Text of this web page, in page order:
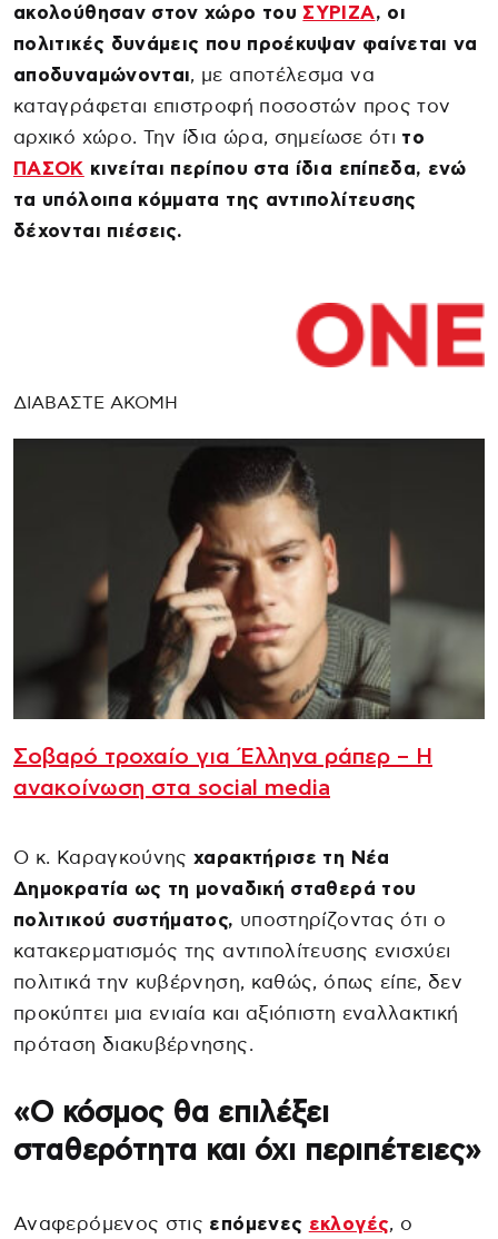
ακολούθησαν στον χώρο του ΣΥΡΙΖΑ, οι
πολιτικές δυνάμεις που προέκυψαν φαίνεται να
αποδυναμώνονται, με αποτέλεσμα να
καταγράφεται επιστροφή ποσοστών προς τον
αρχικό χώρο. Την ίδια ώρα, σημείωσε ότι το
ΠΑΣΟΚ κινείται περίπου στα ίδια επίπεδα, ενώ
τα υπόλοιπα κόμματα της αντιπολίτευσης
δέχονται πιέσεις.
ΔΙΑΒΑΣΤΕ ΑΚΟΜΗ
Σοβαρό τροχαίο για Έλληνα ράπερ – Η
ανακοίνωση στα social media
Ο κ. Καραγκούνηςχαρακτήρισε τη Νέα
Δημοκρατία ως τη μοναδική σταθερά του
πολιτικού συστήματος, υποστηρίζοντας ότι ο
κατακερματισμός της αντιπολίτευσης ενισχύει
πολιτικά την κυβέρνηση, καθώς, όπως είπε, δεν
προκύπτει μια ενιαία και αξιόπιστη εναλλακτική
πρόταση διακυβέρνησης.
«Ο κόσμος θα επιλέξει
σταθερότητα και όχι περιπέτειες»
Αναφερόμενος στις επόμενες εκλογές, ο